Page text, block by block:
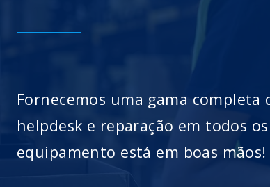
Fornecemos uma gama
helpdesk e reparação em todos
equipamento está em boas mãos!